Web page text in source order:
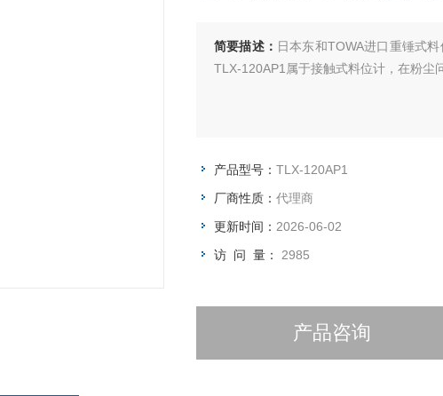
简要描述： 日本东和TOWA进口重锤式
TLX-120AP1属于接触式料位计，在粉尘
产品型号： TLX-120AP1
厂商性质： 代理商
更新时间： 2026-06-02
访 问 量： 2985
产品咨询